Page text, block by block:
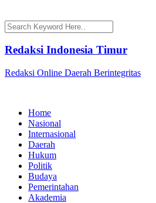
Redaksi Indonesia Timur
Redaksi Online Daerah Berintegritas
Home
Nasional
Internasional
Daerah
Hukum
Politik
Budaya
Pemerintahan
Akademia